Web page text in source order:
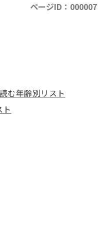
ページID：000007
む年齢別リスト